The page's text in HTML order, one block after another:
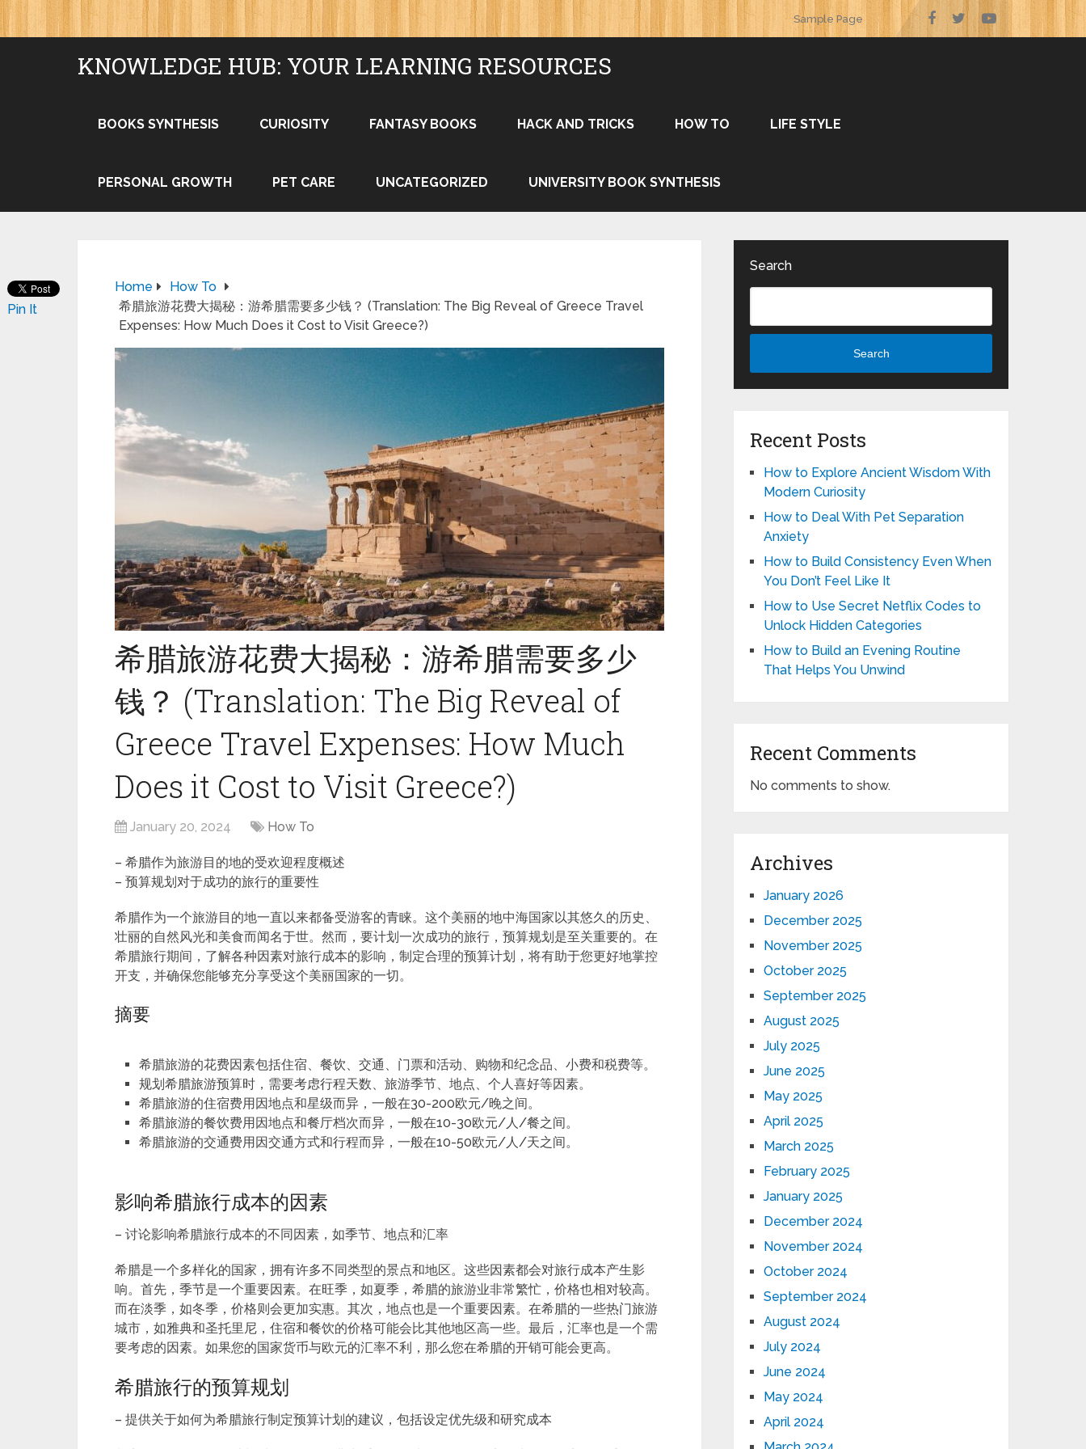
Sample Page
KNOWLEDGE HUB: YOUR LEARNING RESOURCES
BOOKS SYNTHESIS CURIOSITY FANTASY BOOKS HACK AND TRICKS HOW TO LIFE STYLE
PERSONAL GROWTH PET CARE UNCATEGORIZED UNIVERSITY BOOK SYNTHESIS
Home
How To
希腊旅游花费大揭秘：游希腊需要多少钱？ (Translation: The Big Reveal of Greece Travel
Expenses: How Much Does it Cost to Visit Greece?)
希腊旅游花费大揭秘：游希腊需要多少
钱？ (Translation: The Big Reveal of
Greece Travel Expenses: How Much
Does it Cost to Visit Greece?)
January 20, 2024 How To
– 希腊作为旅游目的地的受欢迎程度概述
– 预算规划对于成功的旅行的重要性
希腊作为一个旅游目的地一直以来都备受游客的青睐。这个美丽的地中海国家以其悠久的历史、
壮丽的自然风光和美食而闻名于世。然而，要计划一次成功的旅行，预算规划是至关重要的。在
希腊旅行期间，了解各种因素对旅行成本的影响，制定合理的预算计划，将有助于您更好地掌控
开支，并确保您能够充分享受这个美丽国家的一切。
摘要
希腊旅游的花费因素包括住宿、餐饮、交通、门票和活动、购物和纪念品、小费和税费等。
规划希腊旅游预算时，需要考虑行程天数、旅游季节、地点、个人喜好等因素。
希腊旅游的住宿费用因地点和星级而异，一般在30-200欧元/晚之间。
希腊旅游的餐饮费用因地点和餐厅档次而异，一般在10-30欧元/人/餐之间。
希腊旅游的交通费用因交通方式和行程而异，一般在10-50欧元/人/天之间。
影响希腊旅行成本的因素
– 讨论影响希腊旅行成本的不同因素，如季节、地点和汇率
希腊是一个多样化的国家，拥有许多不同类型的景点和地区。这些因素都会对旅行成本产生影
响。首先，季节是一个重要因素。在旺季，如夏季，希腊的旅游业非常繁忙，价格也相对较高。
而在淡季，如冬季，价格则会更加实惠。其次，地点也是一个重要因素。在希腊的一些热门旅游
城市，如雅典和圣托里尼，住宿和餐饮的价格可能会比其他地区高一些。最后，汇率也是一个需
要考虑的因素。如果您的国家货币与欧元的汇率不利，那么您在希腊的开销可能会更高。
希腊旅行的预算规划
– 提供关于如何为希腊旅行制定预算计划的建议，包括设定优先级和研究成本
Pin It
Search
Search
Recent Posts
How to Explore Ancient Wisdom With
Modern Curiosity
How to Deal With Pet Separation
Anxiety
How to Build Consistency Even When
You Don’t Feel Like It
How to Use Secret Netflix Codes to
Unlock Hidden Categories
How to Build an Evening Routine
That Helps You Unwind
Recent Comments
No comments to show.
Archives
January 2026
December 2025
November 2025
October 2025
September 2025
August 2025
July 2025
June 2025
May 2025
April 2025
March 2025
February 2025
January 2025
December 2024
November 2024
October 2024
September 2024
August 2024
July 2024
June 2024
May 2024
April 2024